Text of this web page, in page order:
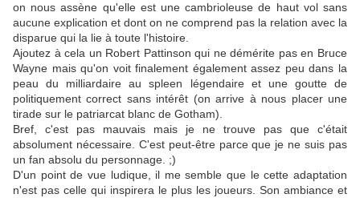
on nous assène qu'elle est une cambrioleuse de haut vol sans
aucune explication et dont on ne comprend pas la relation avec la
disparue qui la lie à toute l'histoire.
Ajoutez à cela un Robert Pattinson qui ne démérite pas en Bruce
Wayne mais qu'on voit finalement également assez peu dans la
peau du milliardaire au spleen légendaire et une goutte de
politiquement correct sans intérêt (on arrive à nous placer une
tirade sur le patriarcat blanc de Gotham).
Bref, c'est pas mauvais mais je ne trouve pas que c'était
absolument nécessaire. C'est peut-être parce que je ne suis pas
un fan absolu du personnage. ;)
D'un point de vue ludique, il me semble que le cette adaptation
n'est pas celle qui inspirera le plus les joueurs. Son ambiance et